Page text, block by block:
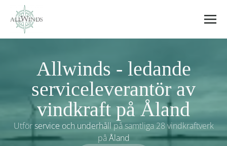
Allwinds
Allwinds - ledande
serviceleverantör av
vindkraft på Åland
Utförservice och underhåll på samtliga 28 vindkraftverk
på Åland